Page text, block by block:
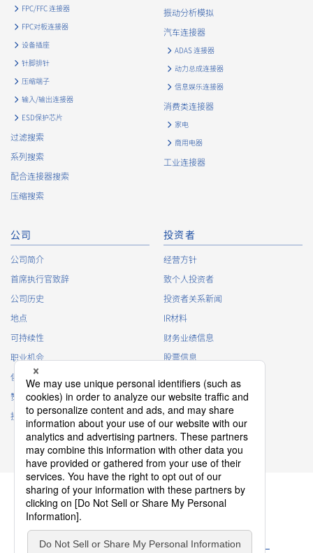
15.00（+0.5/-0.5mm）
60pin 15.00（+0.5/-0.5mm）
60pin 15.00（+0.5/-0.5mm）
FPC/FFC 连接器
FPC对板连接器
设备插座
针脚排针
压缩端子
输入/输出连接器
ESD保护芯片
过滤搜索
系列搜索
配合连接器搜索
压缩搜索
振动分析模拟
汽车连接器
ADAS 连接器
动力总成连接器
信息娱乐连接器
消费类连接器
家电
商用电器
工业连接器
公司
公司简介
首席执行官致辞
公司历史
地点
可持续性
职业机会
俱乐部活动
赞助
接触
投资者
经营方针
致个人投资者
投资者关系新闻
IR材料
财务业绩信息
股票信息
IR日历
IR常见问题
IR策略
免责声明
隐私政策 Cookie 政策 ソーシャルメディアポリシー